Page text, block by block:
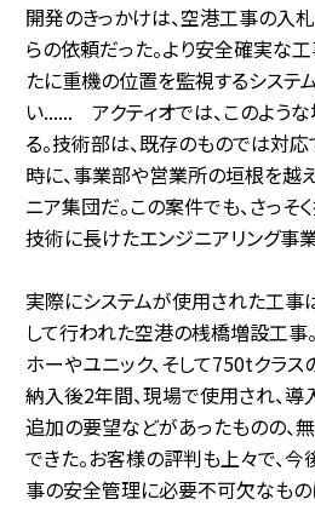
開発のきっかけは、空港工事の入
らの依頼だった。より安全確実な
たに重機の位置を監視するシステ
い...... アクティオでは、このよう
る。技術部は、既存のものでは対
時に、事業部や営業所の垣根を越
ニア集団だ。この案件でも、さっそ
技術に長けたエンジニアリング事
実際にシステムが使用された工事
して行われた空港の桟橋増設工事
ホーやユニック、そして750tクラス
納入後2年間、現場で使用され、
追加の要望などがあったものの、
できた。お客様の評判も上々で、
事の安全管理に必要不可欠なもの